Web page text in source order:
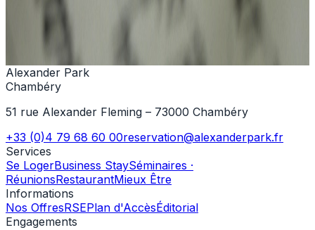
Alexander Park
Chambéry
51 rue Alexander Fleming – 73000 Chambéry
+33 (0)4 79 68 60 00reservation@alexanderpark.fr
Services
Se LogerBusiness StaySéminaires ·
RéunionsRestaurantMieux Être
Informations
Nos OffresRSEPlan d'AccèsÉditorial
Engagements